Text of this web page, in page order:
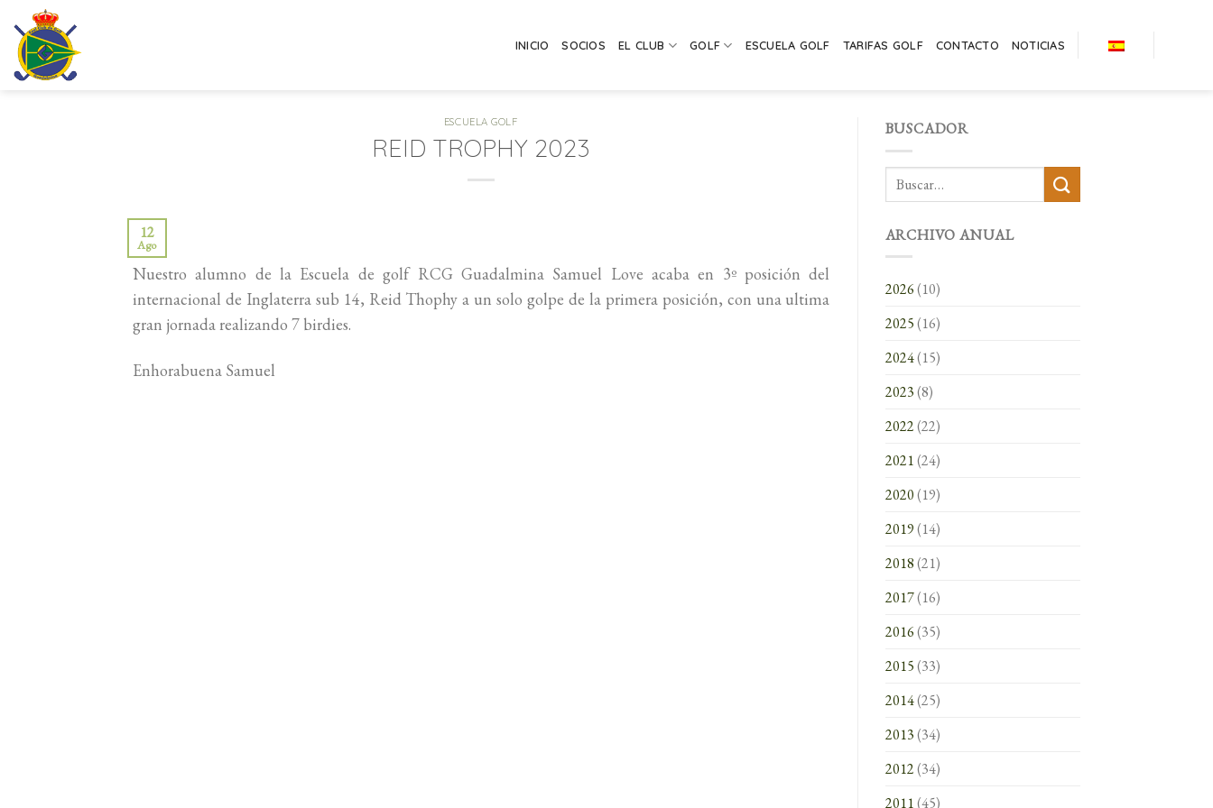
contenido
INICIO SOCIOS EL CLUB GOLF ESCUELA GOLF TARIFAS GOLF CONTACTO NOTICIAS
ESCUELA GOLF
REID TROPHY 2023
12
Ago
Nuestro alumno de la Escuela de golf RCG Guadalmina Samuel Love acaba en 3º posición del
internacional de Inglaterra sub 14, Reid Thophy a un solo golpe de la primera posición, con una ultima
gran jornada realizando 7 birdies.
Enhorabuena Samuel
BUSCADOR
ARCHIVO ANUAL
2026(10)
2025(16)
2024(15)
2023(8)
2022(22)
2021(24)
2020(19)
2019(14)
2018(21)
2017(16)
2016(35)
2015(33)
2014(25)
2013(34)
2012(34)
2011(45)